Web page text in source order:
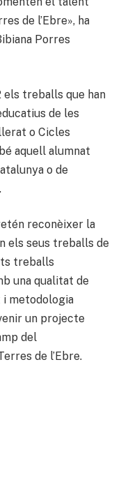
de l’Ebre», ha
Porres
els treballs que han
de les
o Cicles
aquell alumnat
o de
reconèixer la
els seus treballs de
treballs
una qualitat de
i metodologia
un projecte
del
de l’Ebre.